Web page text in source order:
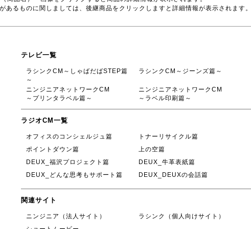
あるものに関しましては、後継商品をクリックしますと詳細情報が表示されます。
テレビ一覧
ラシンクCM～しゃばだばSTEP篇
～
ラシンクCM～ジーンズ篇～
ニンジニアネットワークCM
～プリンタラベル篇～
ニンジニアネットワークCM
～ラベル印刷篇～
ラジオCM一覧
オフィスのコンシェルジュ篇 トナーリサイクル篇
ポイントダウン篇
上の空篇
DEUX_福沢プロジェクト篇
DEUX_牛革表紙篇
DEUX_どんな思考もサポート篇
DEUX_DEUXの会話篇
関連サイト
ニンジニア（法人サイト）
ラシンク（個人向けサイト）